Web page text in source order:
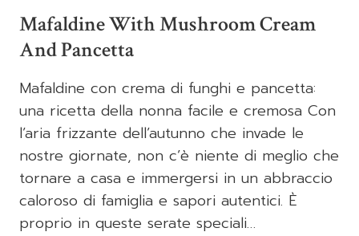
Mafaldine With Mushroom Cream
And Pancetta
Mafaldine con crema di funghi e pancetta:
una ricetta della nonna facile e cremosa Con
l’aria frizzante dell’autunno che invade le
nostre giornate, non c’è niente di meglio che
tornare a casa e immergersi in un abbraccio
caloroso di famiglia e sapori autentici. È
proprio in queste serate speciali…